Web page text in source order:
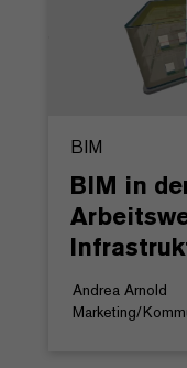
BIM
BIM in
Andrea Arnold
Marketing/